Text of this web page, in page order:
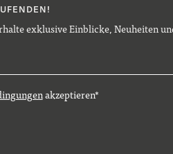
exklusive Einblicke, Neuheiten
akzeptieren*